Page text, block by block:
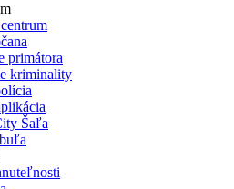
primátora
kriminality
Šaľa